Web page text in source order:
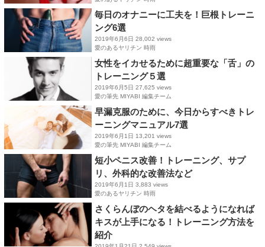
毎日のオナニーに工夫を！巨根トレーニ
ング6選
2019年6月6日 28,002 views
愛のあるヤリチン 時雨
女性をイカせるために超重要な「舌」の
トレーニング５選
2019年6月5日 27,625 views
愛の筆先 MIYABI 編集チーム
早漏克服のために、今日からすべきトレ
ーニングマニュアル7選
2019年6月1日 13,201 views
愛の筆先 MIYABI 編集チーム
短小ペニス改善！トレーニング、サプ
リ、外科的な改善法など
2019年6月1日 3,883 views
愛のあるヤリチン 時雨
さくらんぼのヘタを結べるようになれば
キスが上手になる！トレーニング方法を
紹介